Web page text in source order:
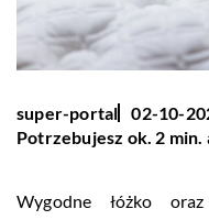
super-portal
02-10-
Potrzebujesz ok. 2
Wygodne łóżko